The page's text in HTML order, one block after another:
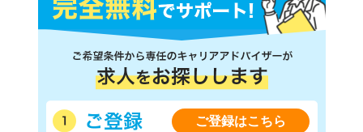
ご登録はこちら